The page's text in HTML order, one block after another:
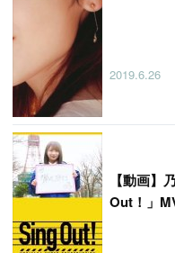
2019.6.26
【動画】
Out！」